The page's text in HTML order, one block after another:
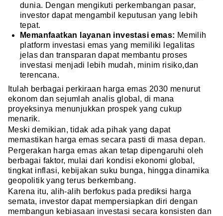
dunia. Dengan mengikuti perkembangan pasar,
investor dapat mengambil keputusan yang lebih
tepat.
Memanfaatkan layanan investasi emas: Memilih
platform investasi emas yang memiliki legalitas
jelas dan transparan dapat membantu proses
investasi menjadi lebih mudah, minim risiko,dan
terencana.
Itulah berbagai perkiraan harga emas 2030 menurut
ekonom dan sejumlah analis global, di mana
proyeksinya menunjukkan prospek yang cukup
menarik.
Meski demikian, tidak ada pihak yang dapat
memastikan harga emas secara pasti di masa depan.
Pergerakan harga emas akan tetap dipengaruhi oleh
berbagai faktor, mulai dari kondisi ekonomi global,
tingkat inflasi, kebijakan suku bunga, hingga dinamika
geopolitik yang terus berkembang.
Karena itu, alih-alih berfokus pada prediksi harga
semata, investor dapat mempersiapkan diri dengan
membangun kebiasaan investasi secara konsisten dan